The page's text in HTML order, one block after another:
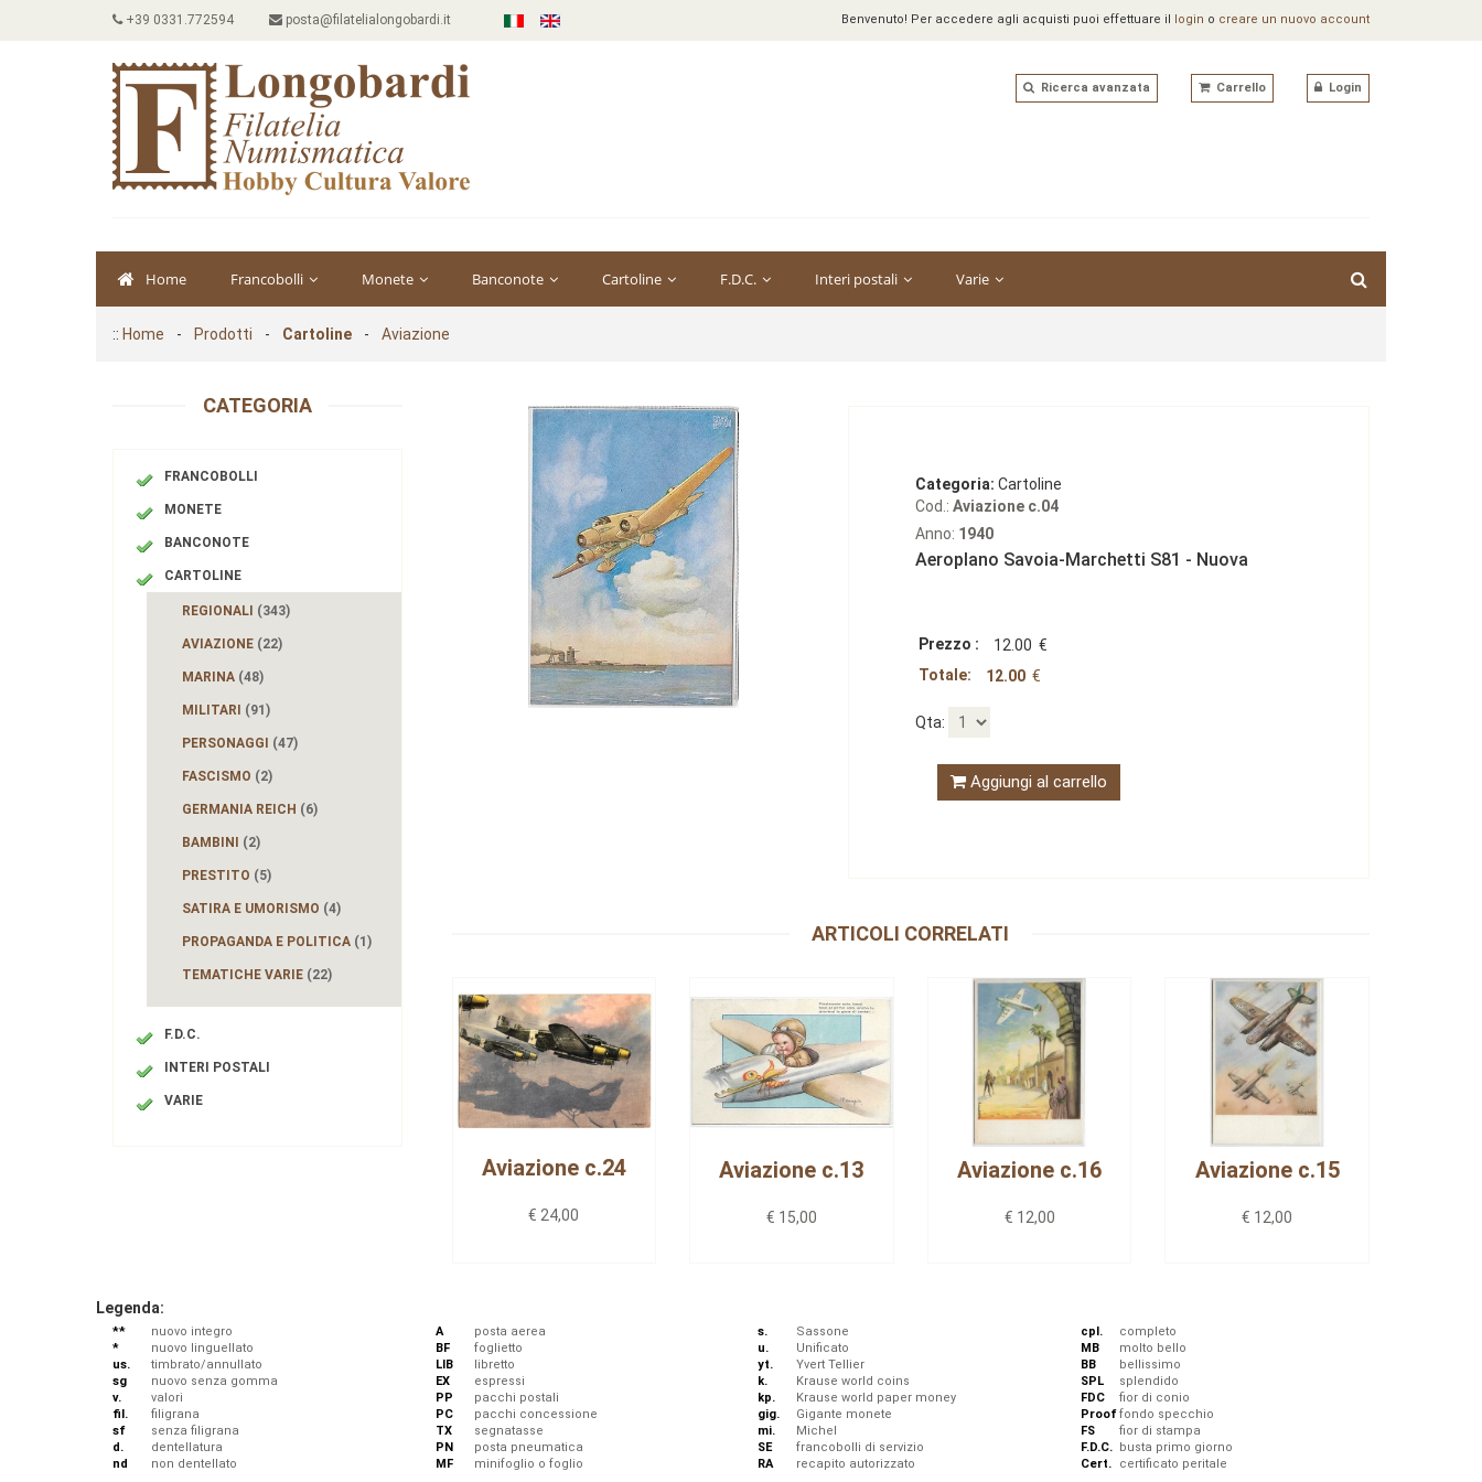
+39 0331.772594 posta@filatelialongobardi.it Benvenuto! Per accedere agli acquisti puoi effettuare il login o creare un nuovo account
Ricerca avanzata Carrello Login
Home Francobolli Monete Banconote Cartoline F.D.C. Interi postali Varie
:: Home - Prodotti - Cartoline - Aviazione
CATEGORIA
FRANCOBOLLI
MONETE
BANCONOTE
CARTOLINE
REGIONALI (343)
AVIAZIONE (22)
MARINA (48)
MILITARI (91)
PERSONAGGI (47)
FASCISMO (2)
GERMANIA REICH (6)
BAMBINI (2)
PRESTITO (5)
SATIRA E UMORISMO (4)
PROPAGANDA E POLITICA (1)
TEMATICHE VARIE (22)
F.D.C.
INTERI POSTALI
VARIE
Categoria: Cartoline
Cod.: Aviazione c.04
Anno: 1940
Aeroplano Savoia-Marchetti S81 - Nuova
Prezzo : 12.00 €
Totale:
12.00€
Qta:
Aggiungi al carrello
ARTICOLI CORRELATI
Aviazione c.24
€ 24,00
Aviazione c.13
€ 15,00
Aviazione c.16
€ 12,00
Aviazione c.15
€ 12,00
Legenda:
**
nuovo integro
*
nuovo linguellato
us.
timbrato/annullato
sg
nuovo senza gomma
v.
valori
fil.
filigrana
sf
senza filigrana
d.
dentellatura
nd
non dentellato
A
posta aerea
BF
foglietto
LIB
libretto
EX
espressi
PP
pacchi postali
PC
pacchi concessione
TX
segnatasse
PN
posta pneumatica
MF
minifoglio o foglio
s.
Sassone
u.
Unificato
yt.
Yvert Tellier
k.
Krause world coins
kp.
Krause world paper money
gig.
Gigante monete
mi.
Michel
SE
francobolli di servizio
RA
recapito autorizzato
cpl.
completo
MB
molto bello
BB
bellissimo
SPL
splendido
FDC
fior di conio
Prooffondo specchio
FS
fior di stampa
F.D.C. busta primo giorno
Cert.
certificato peritale